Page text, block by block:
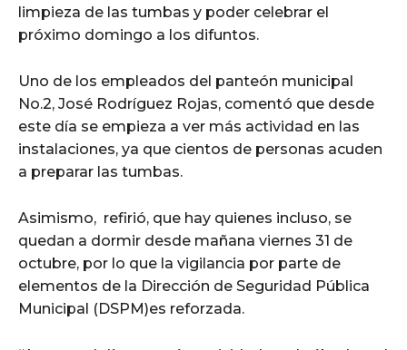
limpieza de las tumbas y poder celebrar el
próximo domingo a los difuntos.
Uno de los empleados del panteón municipal
No.2, José Rodríguez Rojas, comentó que desde
este día se empieza a ver más actividad en las
instalaciones, ya que cientos de personas acuden
a preparar las tumbas.
Asimismo, refirió, que hay quienes incluso, se
quedan a dormir desde mañana viernes 31 de
octubre, por lo que la vigilancia por parte de
elementos de la Dirección de Seguridad Pública
Municipal (DSPM)es reforzada.